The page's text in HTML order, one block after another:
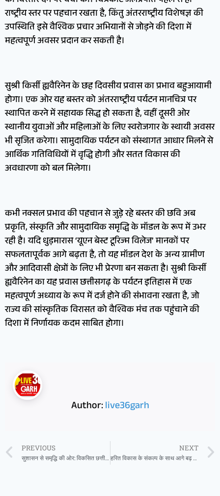
राष्ट्रीय स्तर पर पहचान रखता है, किंतु अंतरराष्ट्रीय विशेषज्ञ की
उपस्थिति इसे वैश्विक प्रचार अभियानों से जोड़ने की दिशा में
महत्वपूर्ण अवसर प्रदान कर सकती है।
सुश्री किर्सी ह्यवैरिनेन के छह दिवसीय प्रवास का प्रभाव बहुआयामी
होगा। एक ओर यह बस्तर को अंतरराष्ट्रीय पर्यटन मानचित्र पर
स्थापित करने में सहायक सिद्ध हो सकता है, वहीं दूसरी ओर
स्थानीय युवाओं और महिलाओं के लिए स्वरोजगार के स्थायी अवसर
भी सृजित करेगा। सामुदायिक पर्यटन को संस्थागत आधार मिलने से
आर्थिक गतिविधियों में वृद्धि होगी और सतत विकास की
अवधारणा को बल मिलेगा।
कभी नक्सल प्रभाव की पहचान से जुड़े रहे बस्तर की छवि अब
प्रकृति, संस्कृति और सामुदायिक समृद्धि के मॉडल के रूप में उभर
रही है। यदि धुड़मारास ‘यूएन बेस्ट टूरिज्म विलेज’ मानकों पर
सफलतापूर्वक आगे बढ़ता है, तो यह मॉडल देश के अन्य ग्रामीण
और आदिवासी क्षेत्रों के लिए भी प्रेरणा बन सकता है। सुश्री किर्सी
ह्यवैरिनेन का यह प्रवास छत्तीसगढ़ के पर्यटन इतिहास में एक
महत्वपूर्ण अध्याय के रूप में दर्ज होने की संभावना रखता है, जो
राज्य की सांस्कृतिक विरासत को वैश्विक मंच तक पहुंचाने की
दिशा में निर्णायक कदम साबित होगा।
Author:live36garh
PREVIOUS
सुशासन से समृद्धि की ओर: विकसित छत्तीसगढ़ की आधारशिला का बजट
NEXT
हरित विकास के संकल्प के साथ आगे बढ़ रही फिल्म सिटी परियोजना, पर्यावरण संरक्षण को सर्वाेच्च प्राथमिकता : छत्तीसगढ़ टूरिज्म बोर्ड